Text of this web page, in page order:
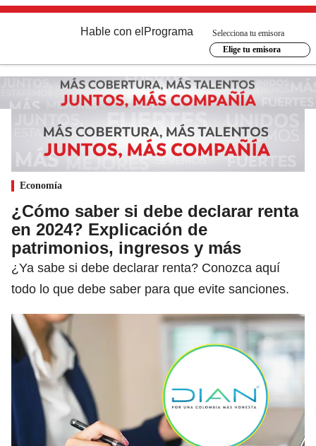
Hable con el Programa
Selecciona tu emisora
Elige tu emisora
Economía
¿Cómo saber si debe declarar renta
en 2024? Explicación de
patrimonios, ingresos y más
¿Ya sabe si debe declarar renta? Conozca aquí
todo lo que debe saber para que evite sanciones.